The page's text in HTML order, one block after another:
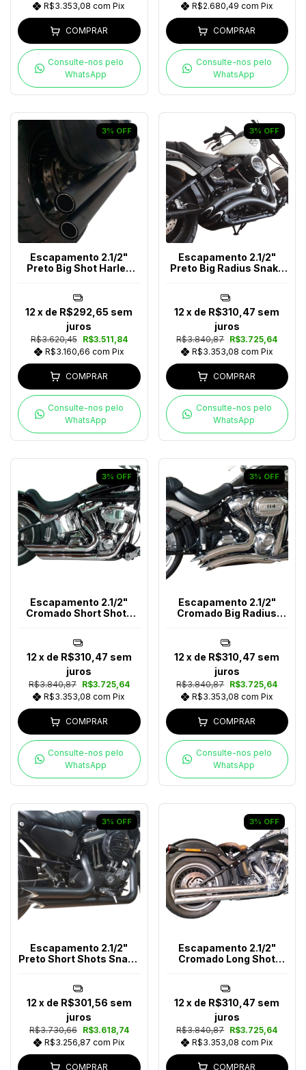
R$3.353,08com Pix
COMPRAR
Consulte-nos pelo
WhatsApp
R$2.680,49 com Pix
COMPRAR
Consulte-nos pelo
WhatsApp
3% OFF
Escapamento 2.1/2"
Preto Big Shot Harley
R$3.620,45
R$3.511,84
R$3.160,66 com Pix
12 x de R$292,65 sem
juros
COMPRAR
Consulte-nos pelo
WhatsApp
3% OFF
Escapamento 2.1/2"
Preto Big Radius Snake
R$3.840,87 R$3.725,64
R$3.353,08 com Pix
12 x de R$310,47 sem
juros
COMPRAR
Consulte-nos pelo
WhatsApp
3% OFF
Escapamento 2.1/2"
Cromado Short Shots
R$3.840,87
R$3.725,64
R$3.353,08com Pix
12 x de R$310,47 sem
juros
COMPRAR
Consulte-nos pelo
WhatsApp
3% OFF
Escapamento 2.1/2"
Cromado Big Radius
R$3.840,87 R$3.725,64
R$3.353,08 com Pix
12 x de R$310,47 sem
juros
COMPRAR
Consulte-nos pelo
WhatsApp
3% OFF
Escapamento 2.1/2"
Preto Short Shots Snake
R$3.730,66
R$3.618,74
R$3.256,87 com Pix
12 x de R$301,56 sem
juros
COMPRAR
3% OFF
Escapamento 2.1/2"
Cromado Long Shot
R$3.840,87 R$3.725,64
R$3.353,08 com Pix
12 x de R$310,47 sem
juros
COMPRAR